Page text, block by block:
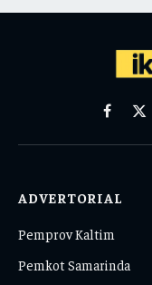
Facebook
X
ADVERTORIAL
Pemprov Kaltim
Pemkot Samarinda